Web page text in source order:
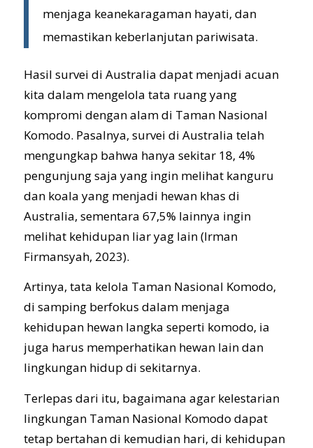
menjaga keanekaragaman hayati, dan
memastikan keberlanjutan pariwisata.
Hasil survei di Australia dapat menjadi acuan
kita dalam mengelola tata ruang yang
kompromi dengan alam di Taman Nasional
Komodo. Pasalnya, survei di Australia telah
mengungkap bahwa hanya sekitar 18, 4%
pengunjung saja yang ingin melihat kanguru
dan koala yang menjadi hewan khas di
Australia, sementara 67,5% lainnya ingin
melihat kehidupan liar yag lain (Irman
Firmansyah, 2023).
Artinya, tata kelola Taman Nasional Komodo,
di samping berfokus dalam menjaga
kehidupan hewan langka seperti komodo, ia
juga harus memperhatikan hewan lain dan
lingkungan hidup di sekitarnya.
Terlepas dari itu, bagaimana agar kelestarian
lingkungan Taman Nasional Komodo dapat
tetap bertahan di kemudian hari, di kehidupan